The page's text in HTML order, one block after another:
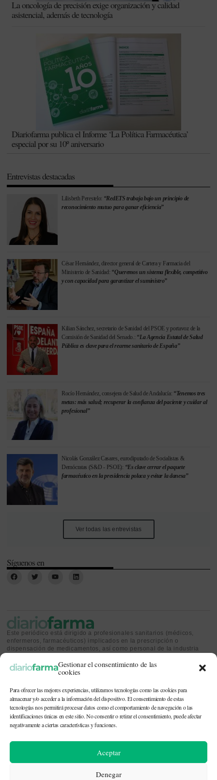
Gestionar el consentimiento de las
cookies
Para ofrecer las mejores experiencias, utilizamos tecnologías como las cookies para
almacenar y/o acceder a la información del dispositivo. El consentimiento de estas
tecnologías nos permitirá procesar datos como el comportamiento de navegación o las
identificaciones únicas en este sitio. No consentir o retirar el consentimiento, puede afectar
negativamente a ciertas características y funciones.
Aceptar
Denegar
La oncología de precisión exige organización y calidad
asistencial, además de tecnología
Diariofarma publica el Informe ‘La Política Farmacéutica’
especial por su 10º aniversario
Entrevistas destacadas
Lilisbeth Perestelo: “RedETS trabaja bajo un principio de
reconocimiento mutuo para ganar eficiencia”
César Hernández, director general de Cartera y Farmacia del
Ministerio de Sanidad: “Queremos un sistema flexible, competitivo
y con capacidad para garantizar el suministro”
Kilian Sánchez, secretario de Sanidad del PSOE y portavoz de la
Comisión de Sanidad del Senado.: “La Agencia Estatal de Salud
Pública es clave para el rearme sanitario de España”
Rocío Hernández, consejera de Salud de Andalucía: “Tenemos tres
metas: más salud; recuperar la confianza del paciente y cuidar al
profesional”
Nicolás González Casares, eurodiputado de Socialistas &
Demócratas (S&D - PSOE): “Es clave cerrar el paquete
farmacéutico en la presidencia polaca y evitar la danesa”
Ver todas las entrevistas
Síguenos en
Este periódico está dirigido a profesionales sanitarios (médicos,
enfermeros, farmacéuticos) implicados en la prescripción o
dispensación de medicamentos, así como personal de la industria
sanitaria.
CONTACTO Y QUIÉNES SOMOS|POLÍTICA DE COOKIES|POLÍTICA DE
© 2026. Todos los derechos reservados. |
| Recursos
fotográficos: depositphotos